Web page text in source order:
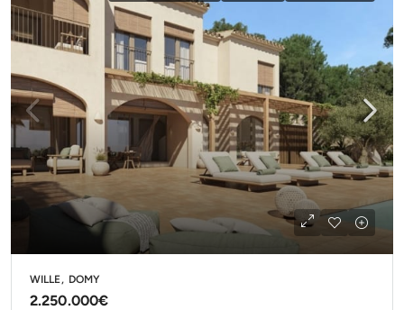
WILLE, DOMY
2.250.000€